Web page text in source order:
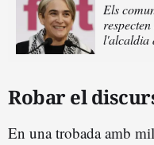
Els
l'alcaldia
Robar el
En una trobada amb